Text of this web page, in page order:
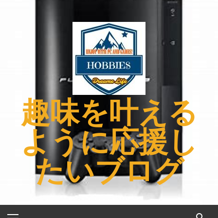
趣味を叶える
ように応援し
たいブログ